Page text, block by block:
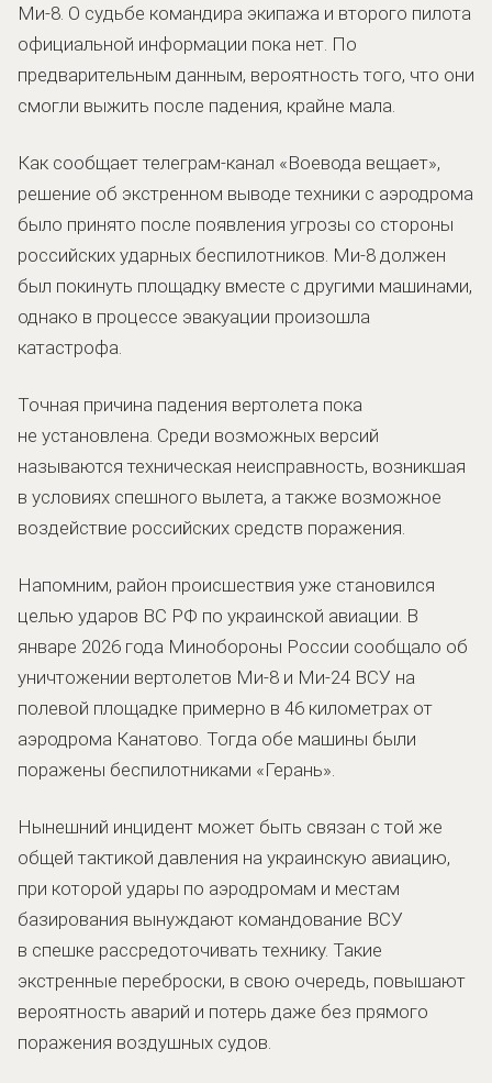
Ми-8. О судьбе командира экипажа и второго пилота
официальной информации пока нет. По
предварительным данным, вероятность того, что они
смогли выжить после падения, крайне мала.
Как сообщает телеграм-канал «Воевода вещает»,
решение об экстренном выводе техники с аэродрома
было принято после появления угрозы со стороны
российских ударных беспилотников. Ми-8 должен
был покинуть площадку вместе с другими машинами,
однако в процессе эвакуации произошла
катастрофа.
Точная причина падения вертолета пока
не установлена. Среди возможных версий
называются техническая неисправность, возникшая
в условиях спешного вылета, а также возможное
воздействие российских средств поражения.
Напомним, район происшествия уже становился
целью ударов ВС РФ по украинской авиации. В
январе 2026 года Минобороны России сообщало об
уничтожении вертолетов Ми-8 и Ми-24 ВСУ на
полевой площадке примерно в 46 километрах от
аэродрома Канатово. Тогда обе машины были
поражены беспилотниками «Герань».
Нынешний инцидент может быть связан с той же
общей тактикой давления на украинскую авиацию,
при которой удары по аэродромам и местам
базирования вынуждают командование ВСУ
в спешке рассредоточивать технику. Такие
экстренные переброски, в свою очередь, повышают
вероятность аварий и потерь даже без прямого
поражения воздушных судов.